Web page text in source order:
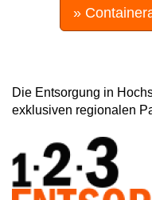
»
Die Entsorgung in
exklusiven regionalen